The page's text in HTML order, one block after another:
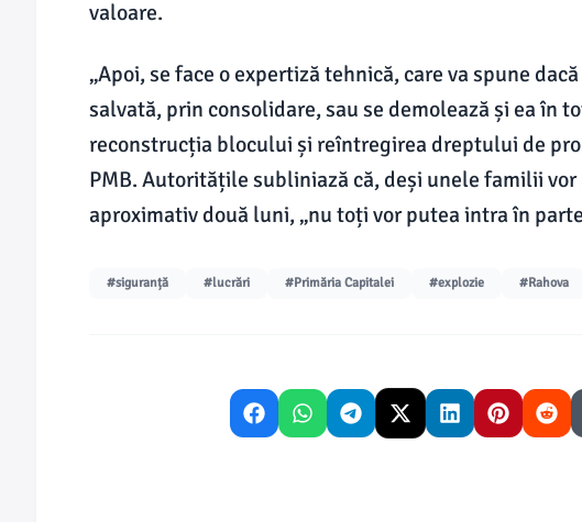
valoare.
„Apoi, se face o expertiză tehnică, care va spune
salvată, prin consolidare, sau se demolează și ea în
reconstrucția blocului și reîntregirea dreptului de
PMB. Autoritățile subliniază că, deși unele familii
aproximativ două luni, „nu toți vor putea intra în
#siguranță #lucrări #Primăria Capitalei #explozie #Rahova